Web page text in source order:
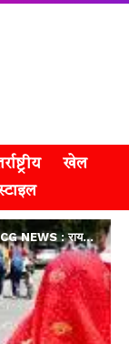
खेल
CG NEWS : रायपुर में तपिश बरकरार, 16 दिन से 40 पार, आज भी 43°C तक पहुंचने का अनुमान